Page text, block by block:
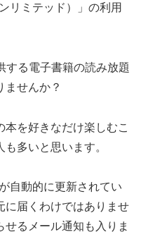
リミテッド）」の利用
する電子書籍の読み放題
ませんか？
を好きなだけ楽しむこ
多いと思います。
自動的に更新されてい
に届くわけではありませ
るメール通知も入りま